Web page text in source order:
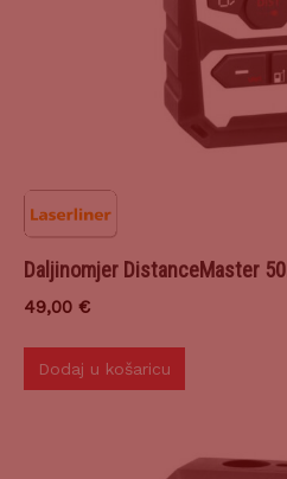
Daljinomjer DistanceMaster
49,00 €
Dodaj u košaricu